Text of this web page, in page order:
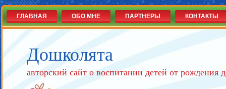
Дошколята
авторский сайт о воспитании детей от рождения
ГЛАВНАЯ ОБО МНЕ ПАРТНЕРЫ КОНТАКТЫ